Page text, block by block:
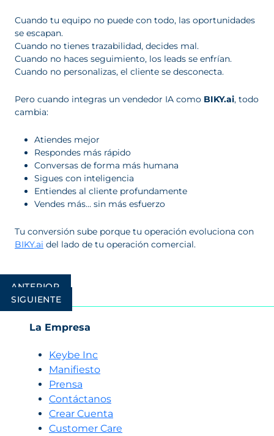
Cuando tu equipo no puede con todo, las oportunidades
se escapan.
Cuando no tienes trazabilidad, decides mal.
Cuando no haces seguimiento, los leads se enfrían.
Cuando no personalizas, el cliente se desconecta.
Pero cuando integras un vendedor IA como BIKY.ai, todo
cambia:
Atiendes mejor
Respondes más rápido
Conversas de forma más humana
Sigues con inteligencia
Entiendes al cliente profundamente
Vendes más… sin más esfuerzo
Tu conversión sube porque tu operación evoluciona con
BIKY.ai del lado de tu operación comercial.
Navegación
de
entradas
ANTERIOR
SIGUIENTE
La Empresa
Keybe Inc
Manifiesto
Prensa
Contáctanos
Crear Cuenta
Customer Care